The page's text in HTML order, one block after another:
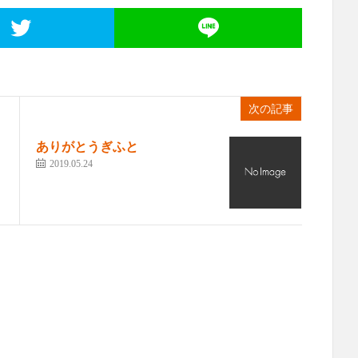
次の記事
ありがとうぎふと
2019.05.24